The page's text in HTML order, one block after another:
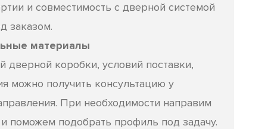
и совместимость с дверной системой
заказом.
материалы
коробки, условий поставки,
можно получить консультацию у
При необходимости направим
поможем подобрать профиль под задачу.